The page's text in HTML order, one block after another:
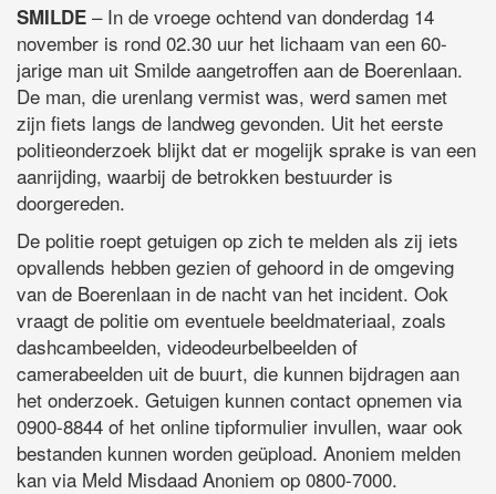
SMILDE – In de vroege ochtend van donderdag 14
november is rond 02.30 uur het lichaam van een 60-
jarige man uit Smilde aangetroffen aan de Boerenlaan.
De man, die urenlang vermist was, werd samen met
zijn fiets langs de landweg gevonden. Uit het eerste
politieonderzoek blijkt dat er mogelijk sprake is van een
aanrijding, waarbij de betrokken bestuurder is
doorgereden.
De politie roept getuigen op zich te melden als zij iets
opvallends hebben gezien of gehoord in de omgeving
van de Boerenlaan in de nacht van het incident. Ook
vraagt de politie om eventuele beeldmateriaal, zoals
dashcambeelden, videodeurbelbeelden of
camerabeelden uit de buurt, die kunnen bijdragen aan
het onderzoek. Getuigen kunnen contact opnemen via
0900-8844 of het online tipformulier invullen, waar ook
bestanden kunnen worden geüpload. Anoniem melden
kan via Meld Misdaad Anoniem op 0800-7000.